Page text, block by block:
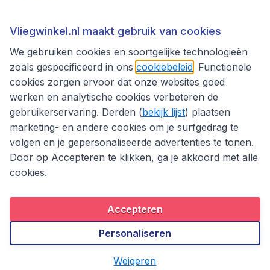
Thema's
Privacybeleid
Copyright © 2026
Vliegwinkel.nl maakt gebruik van cookies
We gebruiken cookies en soortgelijke technologieën
zoals gespecificeerd in ons cookiebeleid . Functionele
cookies zorgen ervoor dat onze websites goed
werken en analytische cookies verbeteren de
gebruikerservaring. Derden (bekijk lijst) plaatsen
marketing- en andere cookies om je surfgedrag te
volgen en je gepersonaliseerde advertenties te tonen.
Door op Accepteren te klikken, ga je akkoord met alle
cookies.
Accepteren
Personaliseren
Weigeren